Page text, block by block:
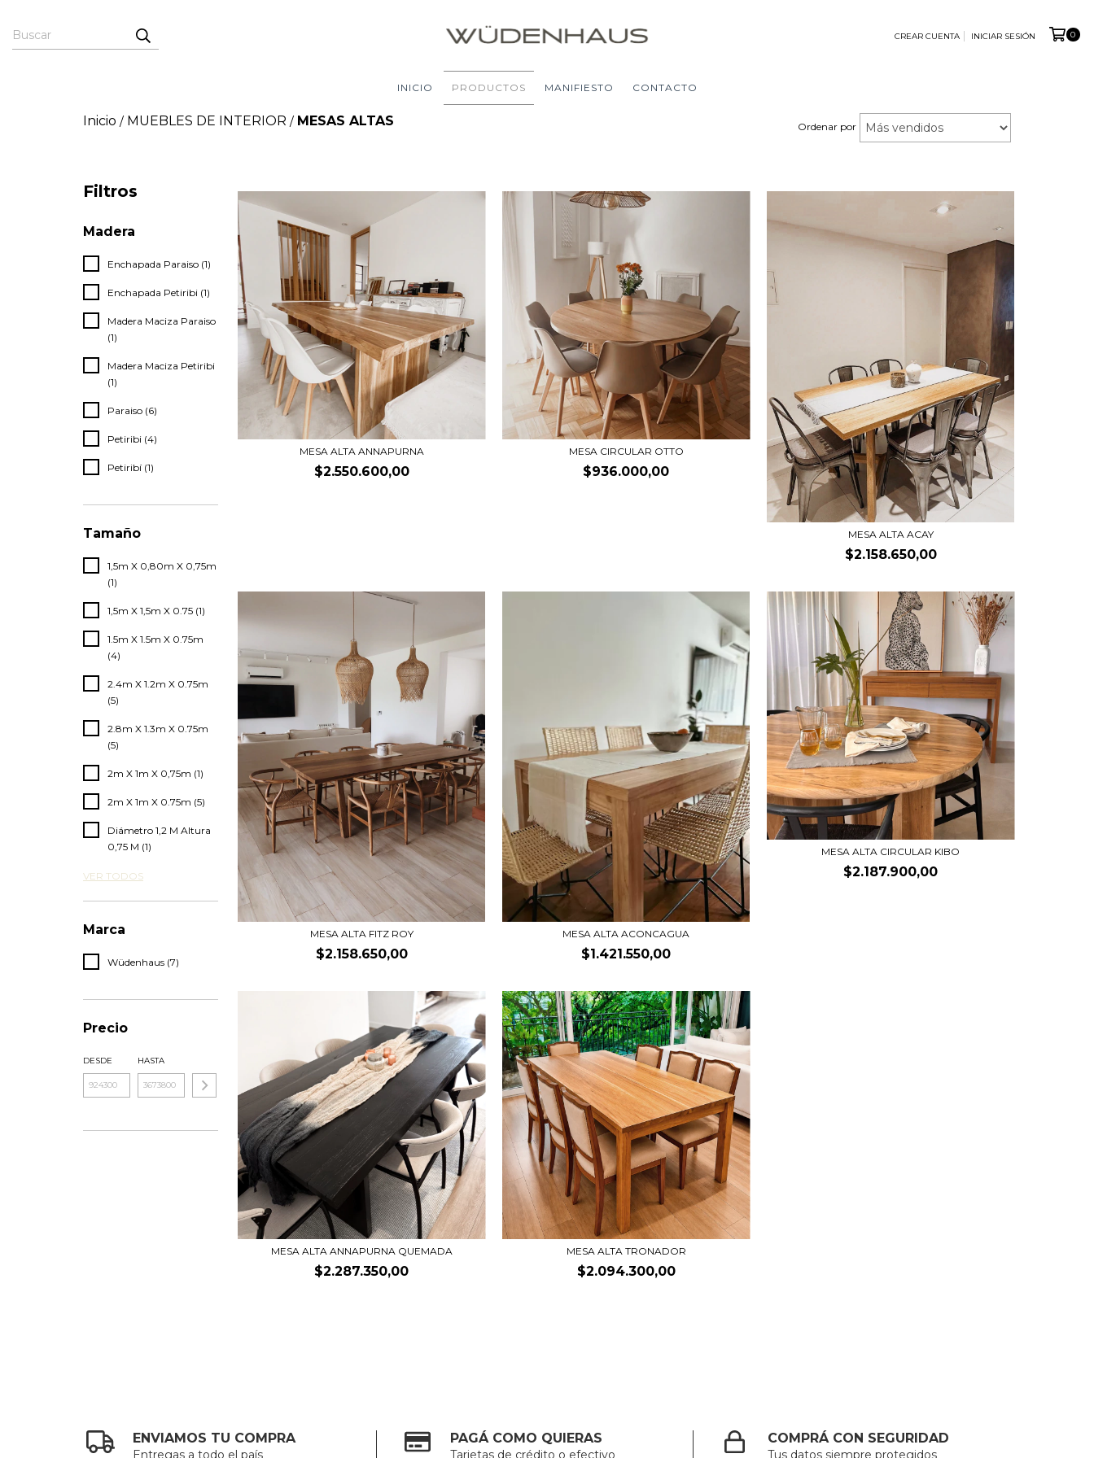
CREAR CUENTA INICIAR SESIÓN 0
INICIO PRODUCTOS MANIFIESTO CONTACTO
Inicio / MUEBLES DE INTERIOR / MESAS ALTAS Ordenar por
Filtros
Madera
Enchapada Paraiso (1)
Enchapada Petiribi (1)
Madera Maciza Paraiso
(1)
Madera Maciza Petiribi
(1)
Paraiso (6)
Petiribi (4)
Petiribí (1)
Tamaño
1,5m X 0,80m X 0,75m
(1)
1,5m X 1,5m X 0.75 (1)
1.5m X 1.5m X 0.75m
(4)
2.4m X 1.2m X 0.75m
(5)
2.8m X 1.3m X 0.75m
(5)
2m X 1m X 0,75m (1)
2m X 1m X 0.75m (5)
Diámetro 1,2 M Altura
0,75 M (1)
VER TODOS
Marca
Wüdenhaus (7)
Precio
DESDE HASTA
MESA ALTA ANNAPURNA
$2.550.600,00
MESA CIRCULAR OTTO
$936.000,00
MESA ALTA ACAY
$2.158.650,00
MESA ALTA FITZ ROY
$2.158.650,00
MESA ALTA ACONCAGUA
$1.421.550,00
MESA ALTA CIRCULAR KIBO
$2.187.900,00
MESA ALTA ANNAPURNA QUEMADA
$2.287.350,00
MESA ALTA TRONADOR
$2.094.300,00
ENVIAMOS TU COMPRA
Entregas a todo el país
PAGÁ COMO QUIERAS
Tarjetas de crédito o efectivo
COMPRÁ CON SEGURIDAD
Tus datos siempre protegidos